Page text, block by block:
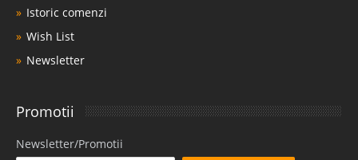
Istoric comenzi
Wish List
Newsletter
Promotii
Newsletter/Promotii